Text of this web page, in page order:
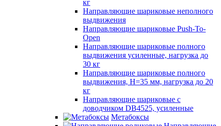
кг
Направляющие шариковые неполного
выдвижения
Направляющие шариковые Push-To-
Open
Направляющие шариковые полного
выдвижения усиленные, нагрузка до
30 кг
Направляющие шариковые полного
выдвижения, H=35 мм, нагрузка до 20
кг
Направляющие шариковые с
доводчиком DB4525, усиленные
Метабоксы